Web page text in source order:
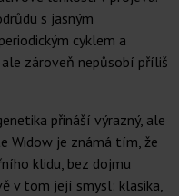
s jasným
cyklem a
zároveň nepůsobí příliš
přináší výrazný, ale
Widow je známá tím, že
klidu, bez dojmu
v tom její smysl: klasika,